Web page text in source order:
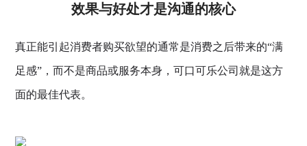
效果与好处才是沟通的核心
真正能引起消费者购买欲望的通常是消费之后带来的“满
足感”，而不是商品或服务本身，可口可乐公司就是这方
面的最佳代表。